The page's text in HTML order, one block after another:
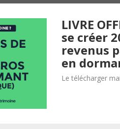
de broderie
il est crucial de
Vous avez :
pour réaliser la broderie
Il est disponible en
LIVRE
se créer
revenus
en
Le télécharger